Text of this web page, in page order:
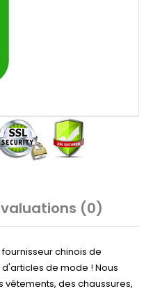
(0)
chinois de
de mode ! Nous
des chaussures,